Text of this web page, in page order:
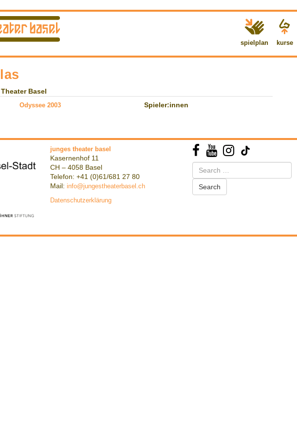
spielplan kurse
Basel
Odyssee 2003 Spieler:innen
junges theater basel
Kasernenhof 11
CH – 4058 Basel
Telefon: +41 (0)61/681 27 80
Mail: info@jungestheaterbasel.ch
Datenschutzerklärung
Search
for: